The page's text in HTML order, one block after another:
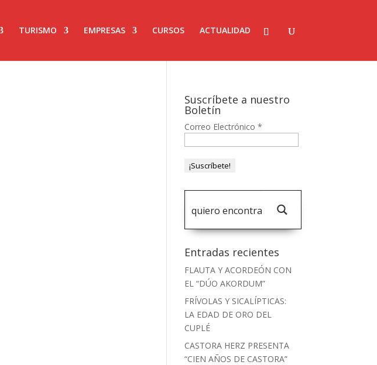
TURISMO EMPRESAS CURSOS ACTUALIDAD
Suscríbete a nuestro
Boletín
Correo Electrónico*
Entradas recientes
FLAUTA Y ACORDEÓN CON
EL “DÚO AKORDUM”
FRÍVOLAS Y SICALÍPTICAS:
LA EDAD DE ORO DEL
CUPLÉ
CASTORA HERZ PRESENTA
“CIEN AÑOS DE CASTORA”